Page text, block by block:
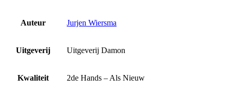
Auteur Jurjen Wiersma
Uitgeverij Uitgeverij Damon
Kwaliteit 2de Hands – Als Nieuw